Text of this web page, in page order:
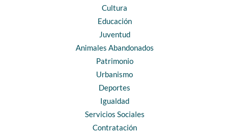
Cultura
Educación
Juventud
Animales Abandonados
Patrimonio
Urbanismo
Deportes
Igualdad
Servicios Sociales
Contratación